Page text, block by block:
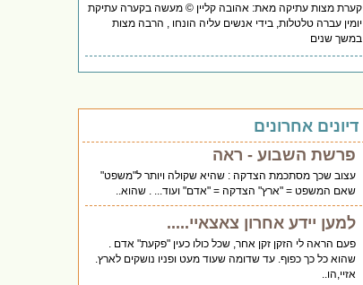
קערת מצות עתיקה מאת: אהובה קליין © מעשה בקערה עתיקת
יומין עברה טלטלות, בידי אנשים עליה הונחו , הרבה מצות
במשך שנים
דיונים אחרונים
פרשת השבוע - ראה
עצוב שכך מסתכמת הצדקה : שהיא שקולה ויותר ל"משפט"
שאם המשפט = "ארץ" הצדקה = "אדם" ועוד... . שהוא..
למען יידע אחרון צאצאיי.....
פעם הראה לי הזקן זקן אחר, שכל כולו כעין "פקעת" אדם .
שהוא כל כך כפוף. עד שדומה שעוד מעט ופניו נושקים לארץ.
אזיי,הו..